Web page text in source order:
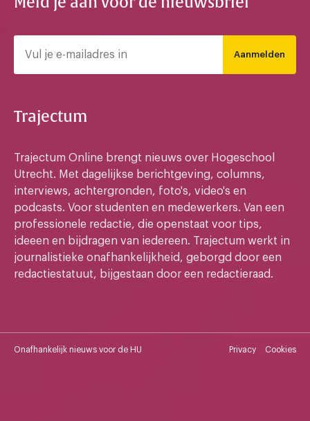
Aanmelden
Trajectum
Trajectum Online brengt nieuws over Hogeschool
Utrecht. Met dagelijkse berichtgeving, columns,
interviews, achtergronden, foto's, video's en
podcasts. Voor studenten en medewerkers. Van een
professionele redactie, die openstaat voor tips,
ideeen en bijdragen van iedereen. Trajectum werkt in
journalistieke onafhankelijkheid, geborgd door een
redactiestatuut, bijgestaan door een redactieraad.
Onafhankelijk nieuws voor de HU Privacy Cookies